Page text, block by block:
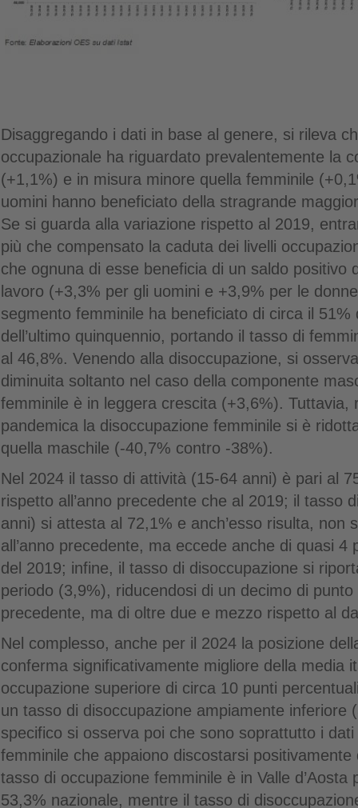
Disaggregando i dati in base al genere, si rileva
occupazionale ha riguardato prevalentemente la
(+1,1%) e in misura minore quella femminile
uomini hanno beneficiato della stragrande
Se si guarda alla variazione rispetto al 2019,
più che compensato la caduta dei livelli
che ognuna di esse beneficia di un saldo positivo
lavoro (+3,3% per gli uomini e +3,9% per le
segmento femminile ha beneficiato di circa il 51%
dell’ultimo quinquennio, portando il tasso di
al 46,8%. Venendo alla disoccupazione, si
diminuita soltanto nel caso della componente
femminile è in leggera crescita (+3,6%). Tuttavia,
pandemica la disoccupazione femminile si è
quella maschile (-40,7% contro -38%).
Nel 2024 il tasso di attività (15-64 anni) è pari al
rispetto all’anno precedente che al 2019; il tasso
anni) si attesta al 72,1% e anch’esso risulta, non
all’anno precedente, ma eccede anche di quasi 4
del 2019; infine, il tasso di disoccupazione si
periodo (3,9%), riducendosi di un decimo di punto
precedente, ma di oltre due e mezzo rispetto al
Nel complesso, anche per il 2024 la posizione
conferma significativamente migliore della media
occupazione superiore di circa 10 punti
un tasso di disoccupazione ampiamente inferiore
specifico si osserva poi che sono soprattutto i
femminile che appaiono discostarsi
tasso di occupazione femminile è in Valle d’Aosta
53,3% nazionale, mentre il tasso di